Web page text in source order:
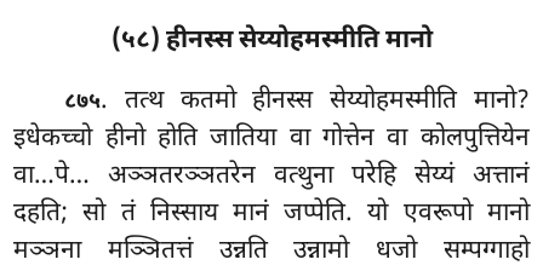
(५८) हीनस्स सेय्योहमस्मीति मानो
८७५. तत्थ कतमो हीनस्स सेय्योहमस्मीति मानो?
इधेकच्चो हीनो होति जातिया वा गोत्तेन वा कोलपुत्तियेन
वा…पे… अञ्ञतरञ्ञतरेन वत्थुना परेहि सेय्यं अत्तानं
दहति; सो तं निस्साय मानं जप्पेति. यो एवरूपो मानो
मञ्ञना मञ्ञितत्तं उन्नतिउन्नामो धजो सम्पग्गाहो